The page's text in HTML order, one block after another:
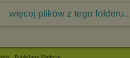
więcej plików z tego